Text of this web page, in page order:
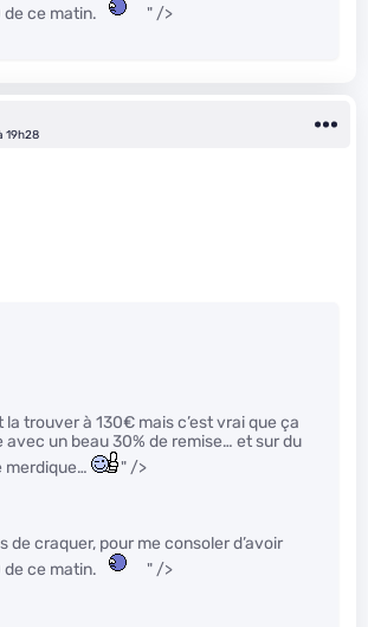
de ce matin.
" />
19h28
la trouver à 130€ mais c’est vrai que ça
avec un beau 30% de remise… et sur du
merdique…
" />
de craquer, pour me consoler d’avoir
de ce matin.
" />